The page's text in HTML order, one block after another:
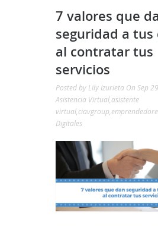
7 valores que
seguridad a tus
al contratar tus
servicios
Posted by Lily Izurieta On Sep
Asistencia Virtual,asistente
virtual,ciavgroup,
Digitales